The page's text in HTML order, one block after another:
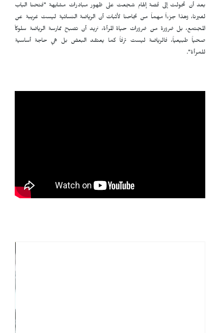
بعد أن تحولت إلى قصة إلهام شجعت على ظهور مبادرات مشابهة "فتحنا الباب
لغيرنا، وهذا جزءاً مهماً من نجاحنا لأثبات أن الرياضة النسائية ليست غريبة عن
المجتمع، بل ضرورة من ضرورات حياة المرأة، نريد أن تصبح ممارسة الرياضة سلوكاً
صحياً طبيعياً، فالرياضة ليست ترفاً كما يعتقد البعض بل هي حاجة أساسية
للمرأة".